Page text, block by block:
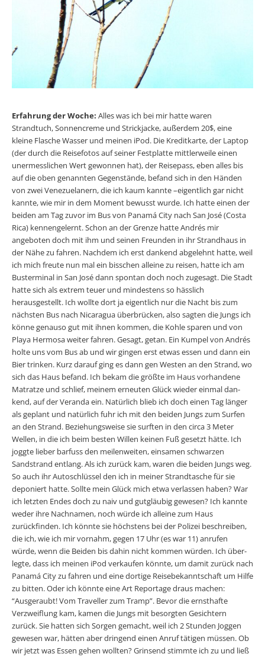
Erfahrung der Woche: Alles was ich bei mir hatte waren
Strandtuch, Sonnencreme und Strick­jacke, außerdem 20$, eine
kleine Flasche Wasser und meinen iPod. Die Kreditkarte, der Laptop
(der durch die Reisefotos auf seiner Festplatte mittlerweile einen
unermesslichen Wert gewonnen hat), der Reisepass, eben alles bis
auf die oben genannten Gegenstände, befand sich in den Händen
von zwei Venezuelanern, die ich kaum kannte –eigentlich gar nicht
kannte, wie mir in dem Moment bewusst wurde. Ich hatte einen der
beiden am Tag zuvor im Bus von Panamá City nach San José (Costa
Rica) kennengelernt. Schon an der Grenze hatte Andrés mir
angeboten doch mit ihm und seinen Freunden in ihr Strandhaus in
der Nähe zu fah­ren. Nachdem ich erst dankend abgelehnt hatte, weil
ich mich freute nun mal ein bisschen alleine zu reisen, hatte ich am
Busterminal in San José dann spontan doch noch zugesagt. Die Stadt
hatte sich als extrem teuer und mindestens so hässlich
herausgestellt. Ich wollte dort ja eigentlich nur die Nacht bis zum
nächsten Bus nach Nicaragua überbrücken, also sagten die Jungs ich
könne genauso gut mit ihnen kommen, die Kohle sparen und von
Playa Hermosa weiter fahren. Gesagt, getan. Ein Kum­pel von Andrés
holte uns vom Bus ab und wir gingen erst etwas essen und dann ein
Bier trinken. Kurz darauf ging es dann gen Westen an den Strand, wo
sich das Haus befand. Ich bekam die größte im Haus vorhan­dene
Matratze und schlief, meinem erneuten Glück wieder einmal dan­
kend, auf der Veranda ein. Natürlich blieb ich doch einen Tag länger
als geplant und natürlich fuhr ich mit den beiden Jungs zum Surfen
an den Strand. Beziehungsweise sie surften in den circa 3 Meter
Wellen, in die ich beim besten Willen keinen Fuß gesetzt hätte. Ich
joggte lieber bar­fuss den meilenweiten, einsamen schwarzen
Sandstrand entlang. Als ich zurück kam, waren die beiden Jungs weg.
So auch ihr Autoschlüssel den ich in meiner Strandtasche für sie
deponiert hatte. Sollte mein Glück mich etwa verlassen haben? War
ich letzten Endes doch zu naiv und gut­gläubig gewesen? Ich kannte
weder ihre Nachnamen, noch würde ich alleine zum Haus
zurückfinden. Ich könnte sie höchstens bei der Polizei beschreiben,
die ich, wie ich mir vornahm, gegen 17 Uhr (es war 11) anru­fen
würde, wenn die Beiden bis dahin nicht kommen würden. Ich über­
legte, dass ich meinen iPod verkaufen könnte, um damit zurück nach
Panamá City zu fahren und eine dortige Reisebekanntschaft um Hilfe
zu bitten. Oder ich könnte eine Art Reportage draus machen:
“Ausgeraubt! Vom Traveller zum Tramp”. Bevor die ernsthafte
Verzweiflung kam, kamen die Jungs mit besorgten Gesichtern
zurück. Sie hatten sich Sor­gen gemacht, weil ich 2 Stunden Joggen
gewesen war, hätten aber drin­gend einen Anruf tätigen müssen. Ob
wir jetzt was Essen gehen wollten? Grinsend stimmte ich zu und ließ